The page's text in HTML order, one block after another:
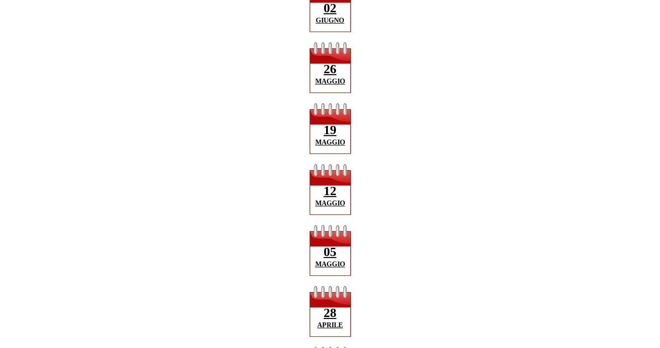
02
GIUGNO
26
MAGGIO
19
MAGGIO
12
MAGGIO
05
MAGGIO
28
APRILE